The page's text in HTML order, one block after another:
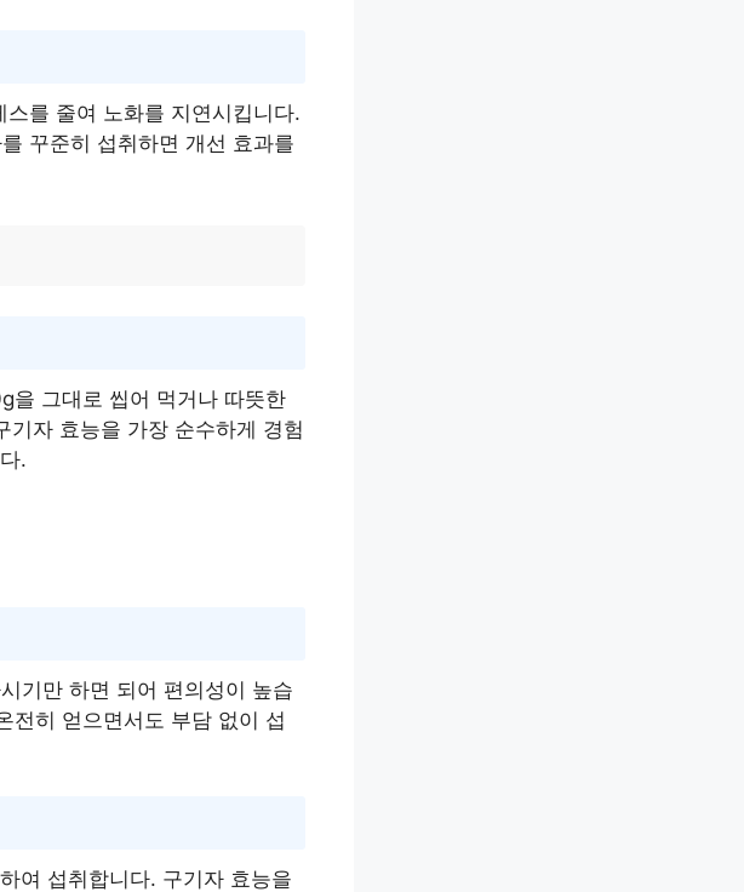
를 줄여 노화를 지연시킵니다.
꾸준히 섭취하면 개선 효과를
을 그대로 씹어 먹거나 따뜻한
자 효능을 가장 순수하게 경험
.
기만 하면 되어 편의성이 높습
전히 얻으면서도 부담 없이 섭
여 섭취합니다. 구기자 효능을